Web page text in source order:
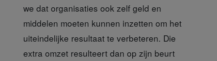
we dat organisaties ook zelf geld en
middelen moeten kunnen inzetten om het
uiteindelijke resultaat te verbeteren. Die
extra omzet resulteert dan op zijn beurt